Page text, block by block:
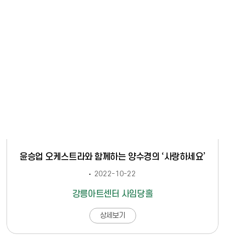
윤승업 오케스트라와 함께하는 양수경의 ‘사랑하세요’
2022-10-22
강릉아트센터 사임당홀
상세보기